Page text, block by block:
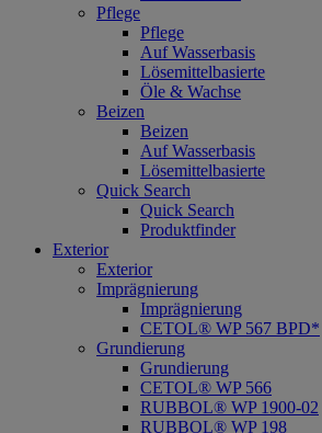
Pflege
Pflege
Auf Wasserbasis
Lösemittelbasierte
Öle & Wachse
Beizen
Beizen
Auf Wasserbasis
Lösemittelbasierte
Quick Search
Quick Search
Produktfinder
Exterior
Exterior
Imprägnierung
Imprägnierung
CETOL® WP 567 BPD*
Grundierung
Grundierung
CETOL® WP 566
RUBBOL® WP 1900-02
RUBBOL® WP 198